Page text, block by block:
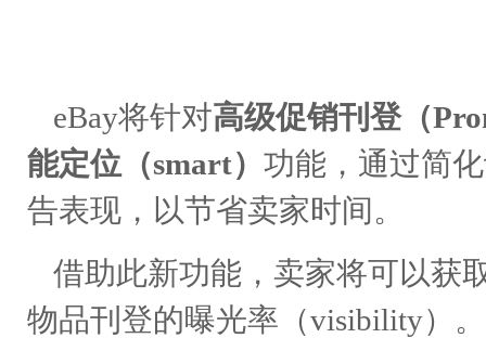
eBay将针对高级促销刊登（
能定位（smart） 功能，通过简
告表现，以节省卖家时间。
借助此新功能，卖家将可以获
物品刊登的曝光率（visibility）。